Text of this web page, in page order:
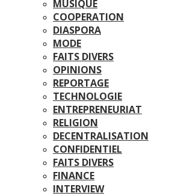
MUSIQUE
COOPERATION
DIASPORA
MODE
FAITS DIVERS
OPINIONS
REPORTAGE
TECHNOLOGIE
ENTREPRENEURIAT
RELIGION
DECENTRALISATION
CONFIDENTIEL
FAITS DIVERS
FINANCE
INTERVIEW